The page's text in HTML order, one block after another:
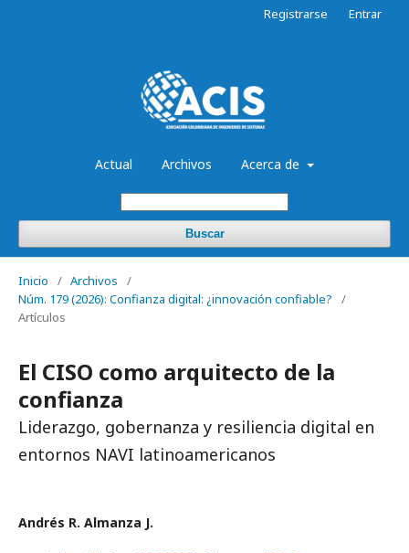
Actual Archivos Acerca de
Buscar
Registrarse Entrar
Inicio / Archivos
/
Núm. 179 (2026): Confianza digital: ¿innovación confiable?
/
Artículos
El CISO como arquitecto de la
confianza
Liderazgo, gobernanza y resiliencia digital en
entornos NAVI latinoamericanos
Andrés R. Almanza J.